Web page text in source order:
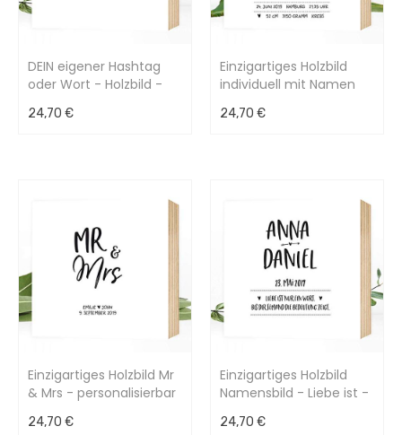
DEIN eigener Hashtag
oder Wort - Holzbild -
15x15x2cm
24,70 €
Einzigartiges Holzbild
individuell mit Namen
Sternzeichen 15x15x2cm
24,70 €
Einzigartiges Holzbild Mr
& Mrs - personalisierbar
24,70 €
Einzigartiges Holzbild
Namensbild - Liebe ist -
15x15x2cm
24,70 €